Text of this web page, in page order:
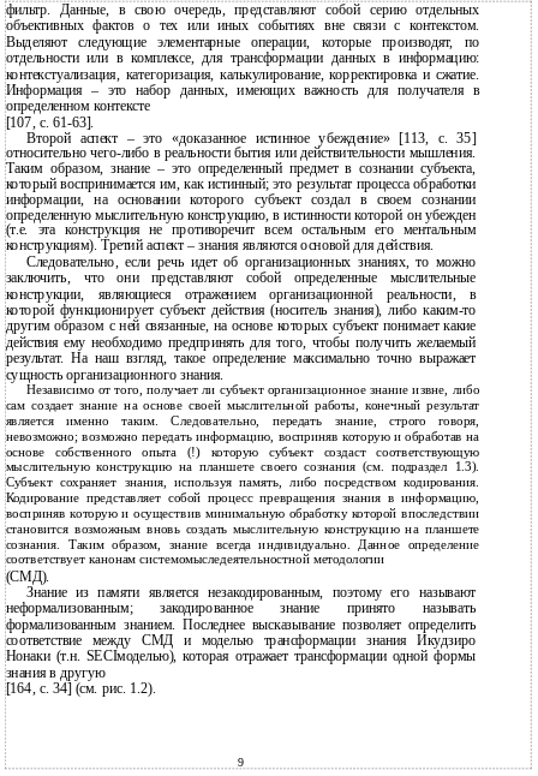
фильтр. Данные, в свою очередь, представляют собой серию отдельных
объективных фактов о тех или иных событиях вне связи с контекстом.
Выделяют следующие элементарные операции, которые производят, по
отдельности или в комплексе, для трансформации данных в информацию:
контекстуализация, категоризация, калькулирование, корректировка и сжатие.
Информация – это набор данных, имеющих важность для получателя в
определенном контексте
[107, с. 61-63].
Второй аспект – это «доказанное истинное убеждение» [113, с. 35]
относительно чего-либо в реальности бытия или действительности мышления.
Таким образом, знание – это определенный предмет в сознании субъекта,
который воспринимается им, как истинный; это результат процесса обработки
информации, на основании которого субъект создал в своем сознании
определенную мыслительную конструкцию, в истинности которой он убежден
(т.е. эта конструкция не противоречит всем остальным его ментальным
конструкциям). Третий аспект – знания являются основой для действия.
Следовательно, если речь идет об организационных знаниях, то можно
заключить, что они представляют собой определенные мыслительные
конструкции, являющиеся отражением организационной реальности, в
которой функционирует субъект действия (носитель знания), либо каким-то
другим образом с ней связанные, на основе которых субъект понимает какие
действия ему необходимо предпринять для того, чтобы получить желаемый
результат. На наш взгляд, такое определение максимально точно выражает
сущность организационного знания.
Независимо от того, получает ли субъект организационное знание извне, либо
сам создает знание на основе своей мыслительной работы, конечный результат
является именно таким. Следовательно, передать знание, строго говоря,
невозможно; возможно передать информацию, восприняв которую и обработав на
основе собственного опыта (!) которую субъект создаст соответствующую
мыслительную конструкцию на планшете своего сознания (см. подраздел 1.3).
Субъект сохраняет знания, используя память, либо посредством кодирования.
Кодирование представляет собой процесс превращения знания в информацию,
восприняв которую и осуществив минимальную обработку которой впоследствии
становится возможным вновь создать мыслительную конструкцию на планшете
сознания. Таким образом, знание всегда индивидуально. Данное определение
соответствует канонам системомыследеятельностной методологии
(СМД).
Знание из памяти является незакодированным, поэтому его называют
неформализованным; закодированное знание принято называть
формализованным знанием. Последнее высказывание позволяет определить
соответствие между СМД и моделью трансформации знания Икудзиро
Нонаки (т.н. SECIмоделью), которая отражает трансформации одной формы
знания в другую
[164, с. 34] (см. рис. 1.2).
9